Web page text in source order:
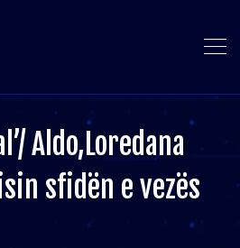
Aldo,Loredana
sfidën e vezës